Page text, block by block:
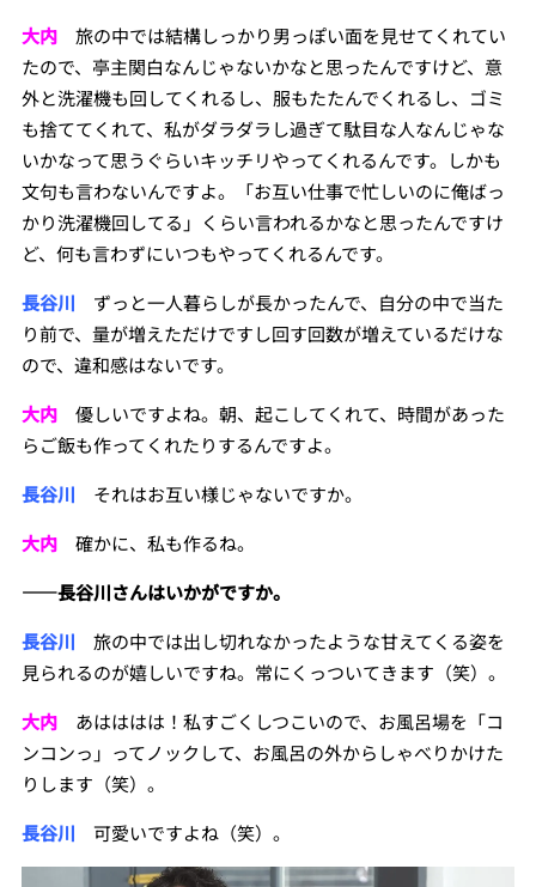
大内旅の中では結構しっかり男っぽい面を見せてくれてい
たので、亭主関白なんじゃないかなと思ったんですけど、意
外と洗濯機も回してくれるし、服もたたんでくれるし、ゴミ
も捨ててくれて、私がダラダラし過ぎて駄目な人なんじゃな
いかなって思うぐらいキッチリやってくれるんです。しかも
文句も言わないんですよ。「お互い仕事で忙しいのに俺ばっ
かり洗濯機回してる」くらい言われるかなと思ったんですけ
ど、何も言わずにいつもやってくれるんです。
長谷川 ずっと一人暮らしが長かったんで、自分の中で当た
り前で、量が増えただけですし回す回数が増えているだけな
ので、違和感はないです。
大内優しいですよね。朝、起こしてくれて、時間があった
らご飯も作ってくれたりするんですよ。
長谷川 それはお互い様じゃないですか。
大内確かに、私も作るね。
――長谷川さんはいかがですか。
長谷川 旅の中では出し切れなかったような甘えてくる姿を
見られるのが嬉しいですね。常にくっついてきます（笑）。
大内あはははは！私すごくしつこいので、お風呂場を「コ
ンコンっ」ってノックして、お風呂の外からしゃべりかけた
りします（笑）。
長谷川
可愛いですよね（笑）。